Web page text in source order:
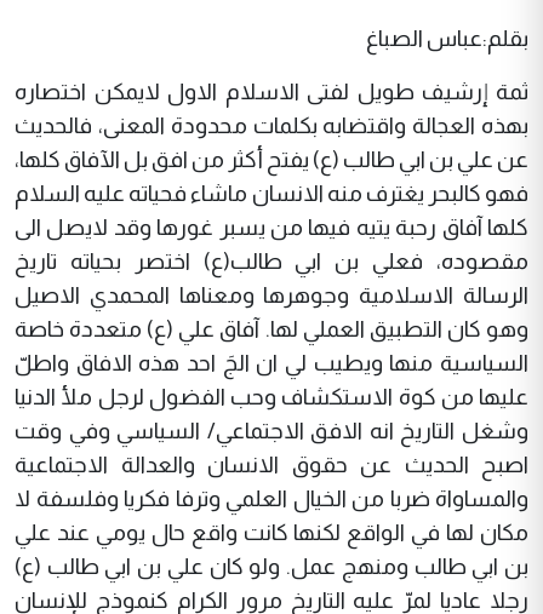
بقلم:عباس الصباغ
ثمة إرشيف طويل لفتى الاسلام الاول لايمكن اختصاره
بهذه العجالة واقتضابه بكلمات محدودة المعنى، فالحديث
عن علي بن ابي طالب (ع) يفتح أكثر من افق بل الآفاق كلها،
فهو كالبحر يغترف منه الانسان ماشاء فحياته عليه السلام
كلها آفاق رحبة يتيه فيها من يسبر غورها وقد لايصل الى
مقصوده، فعلي بن ابي طالب(ع) اختصر بحياته تاريخ
الرسالة الاسلامية وجوهرها ومعناها المحمدي الاصيل
وهو كان التطبيق العملي لها. آفاق علي (ع) متعددة خاصة
السياسية منها ويطيب لي ان الجَ احد هذه الافاق واطلّ
عليها من كوة الاستكشاف وحب الفضول لرجل ملأ الدنيا
وشغل التاريخ انه الافق الاجتماعي/ السياسي وفي وقت
اصبح الحديث عن حقوق الانسان والعدالة الاجتماعية
والمساواة ضربا من الخيال العلمي وترفا فكريا وفلسفة لا
مكان لها في الواقع لكنها كانت واقع حال يومي عند علي
بن ابي طالب ومنهج عمل. ولو كان علي بن ابي طالب (ع)
رجلا عاديا لمرّ عليه التاريخ مرور الكرام كنموذج للإنسان